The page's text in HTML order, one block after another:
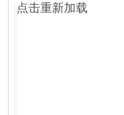
点击重新加载